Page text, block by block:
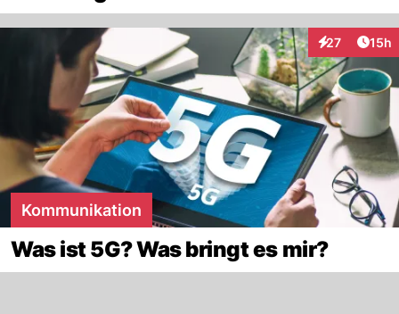
27
Interaktionen
15h
Kommunikation
Was ist 5G? Was bringt es mir?